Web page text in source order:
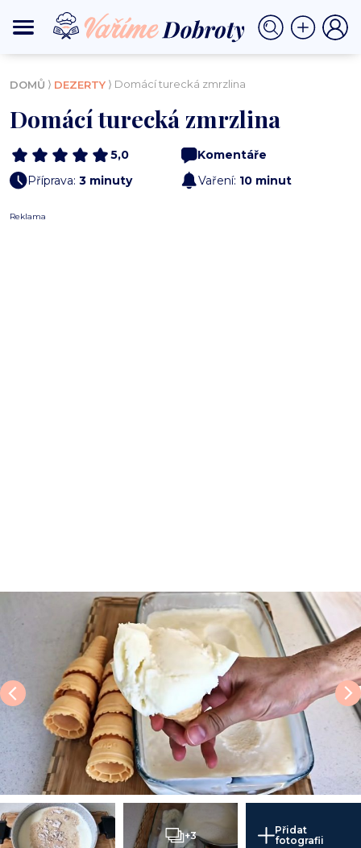
DOMŮ ⟩ DEZERTY ⟩ Domácí turecká zmrzlina
Domácí turecká zmrzlina
5,0
Komentáře
Příprava: 3 minuty Vaření: 10 minut
Reklama
+3
Přidat
fotografii